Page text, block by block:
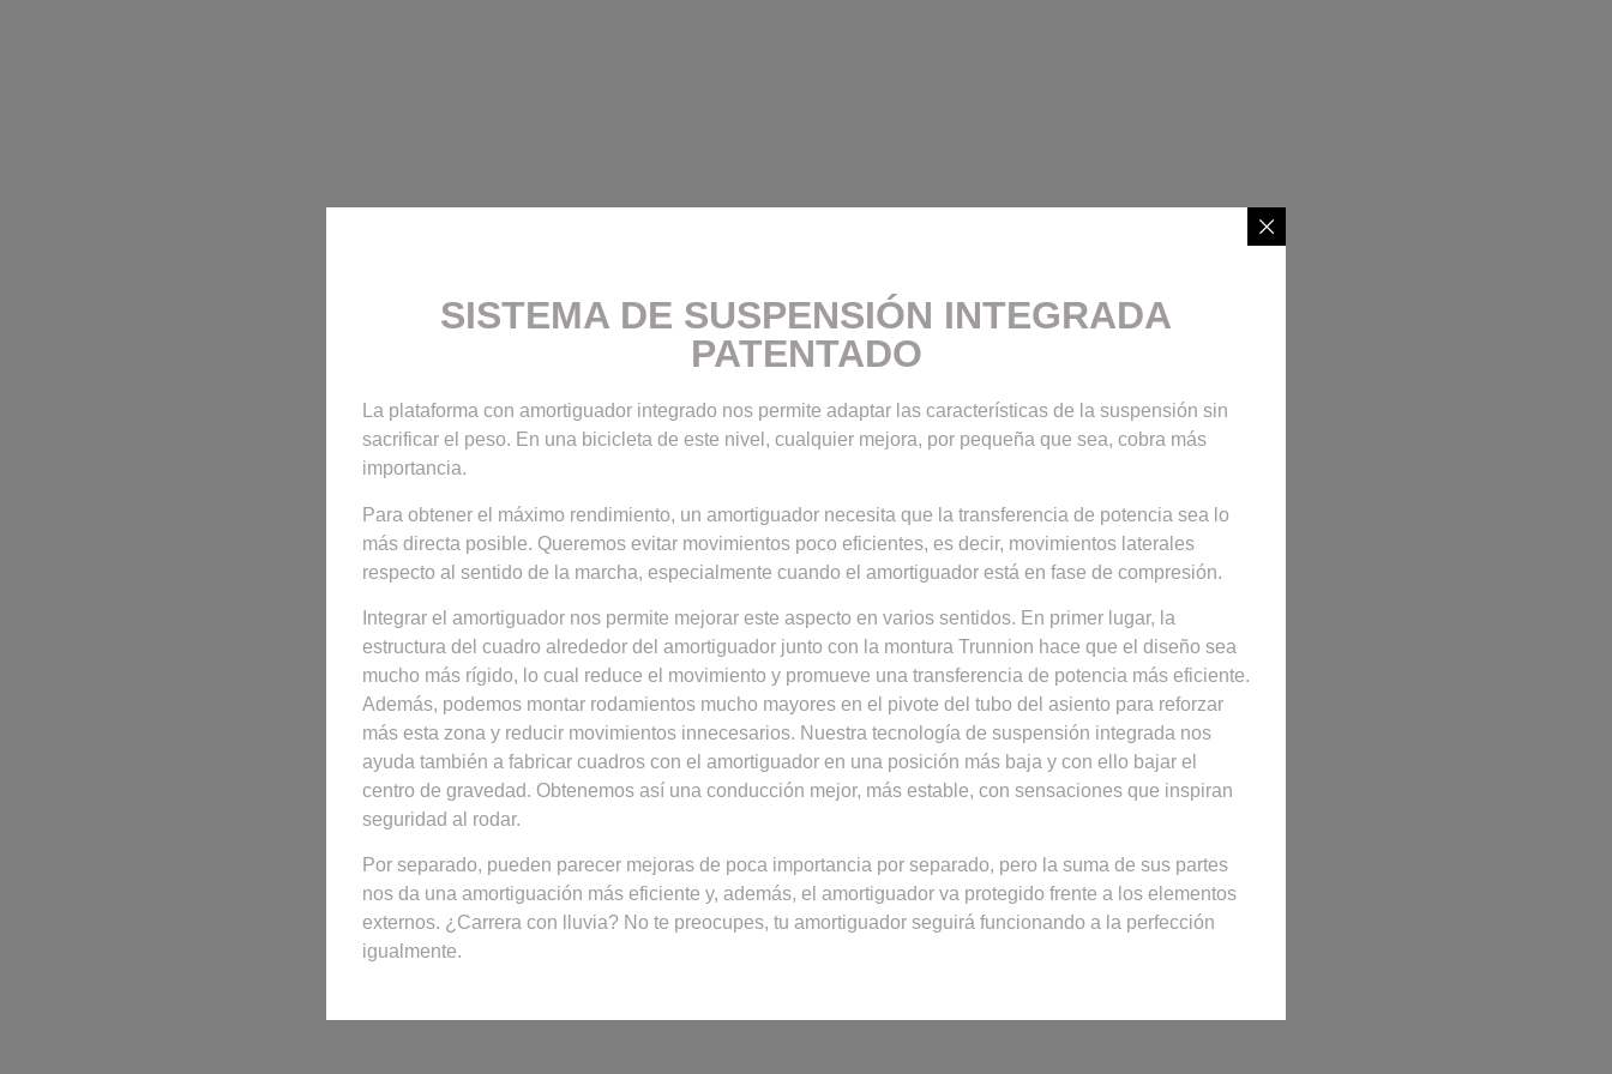
SISTEMA DE SUSPENSIÓN INTEGRADA
PATENTADO
La plataforma con amortiguador integrado nos permite adaptar las características de la suspensión sin
sacrificar el peso. En una bicicleta de este nivel, cualquier mejora, por pequeña que sea, cobra más
importancia.
Para obtener el máximo rendimiento, un amortiguador necesita que la transferencia de potencia sea lo
más directa posible. Queremos evitar movimientos poco eficientes, es decir, movimientos laterales
respecto al sentido de la marcha, especialmente cuando el amortiguador está en fase de compresión.
Integrar el amortiguador nos permite mejorar este aspecto en varios sentidos. En primer lugar, la
estructura del cuadro alrededor del amortiguador junto con la montura Trunnion hace que el diseño sea
mucho más rígido, lo cual reduce el movimiento y promueve una transferencia de potencia más eficiente.
Además, podemos montar rodamientos mucho mayores en el pivote del tubo del asiento para reforzar
más esta zona y reducir movimientos innecesarios. Nuestra tecnología de suspensión integrada nos
ayuda también a fabricar cuadros con el amortiguador en una posición más baja y con ello bajar el
centro de gravedad. Obtenemos así una conducción mejor, más estable, con sensaciones que inspiran
seguridad al rodar.
Por separado, pueden parecer mejoras de poca importancia por separado, pero la suma de sus partes
nos da una amortiguación más eficiente y, además, el amortiguador va protegido frente a los elementos
externos. ¿Carrera con lluvia? No te preocupes, tu amortiguador seguirá funcionando a la perfección
igualmente.